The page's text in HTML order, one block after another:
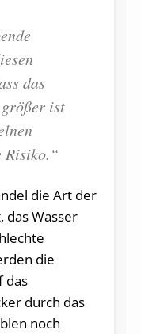
das
ist
Risiko.“
die Art der
Wasser
die
das
durch das
noch